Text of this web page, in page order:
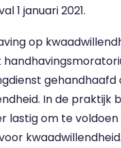
1 januari 2021.
op
gehandhaafd
In de praktijk
lastig om te voldoen